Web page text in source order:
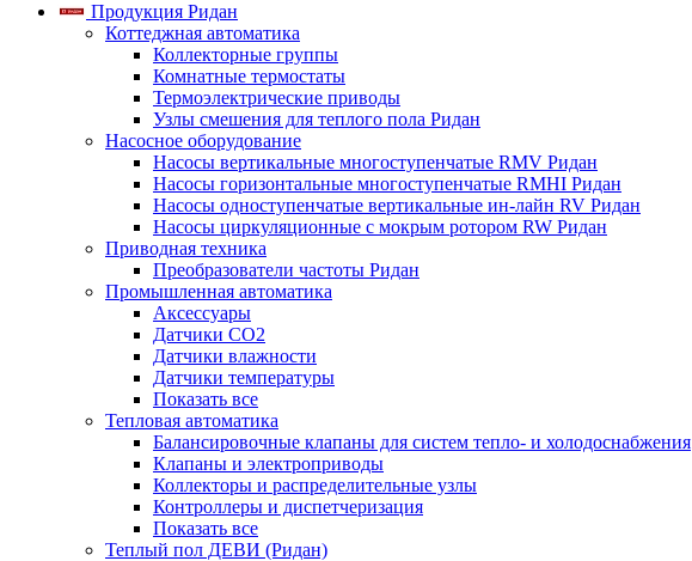
Продукция Ридан
Коттеджная автоматика
Коллекторные группы
Комнатные термостаты
Термоэлектрические приводы
Узлы смешения для теплого пола Ридан
Насосное оборудование
Насосы вертикальные многоступенчатые RMV Ридан
Насосы горизонтальные многоступенчатые RMHI Ридан
Насосы одноступенчатые вертикальные ин-лайн RV Ридан
Насосы циркуляционные с мокрым ротором RW Ридан
Приводная техника
Преобразователи частоты Ридан
Промышленная автоматика
Аксессуары
Датчики CO2
Датчики влажности
Датчики температуры
Показать все
Тепловая автоматика
Балансировочные клапаны для систем тепло- и холодоснабжения
Клапаны и электроприводы
Коллекторы и распределительные узлы
Контроллеры и диспетчеризация
Показать все
Теплый пол ДЕВИ (Ридан)